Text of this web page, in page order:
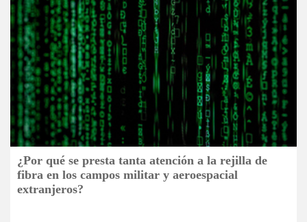
¿Por qué se presta tanta atención a la rejilla de
fibra en los campos militar y aeroespacial
extranjeros?